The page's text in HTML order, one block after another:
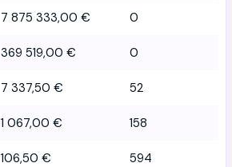
7 875 333,00 € 0
369 519,00 € 0
7 337,50 € 52
1 067,00 € 158
106,50 € 594